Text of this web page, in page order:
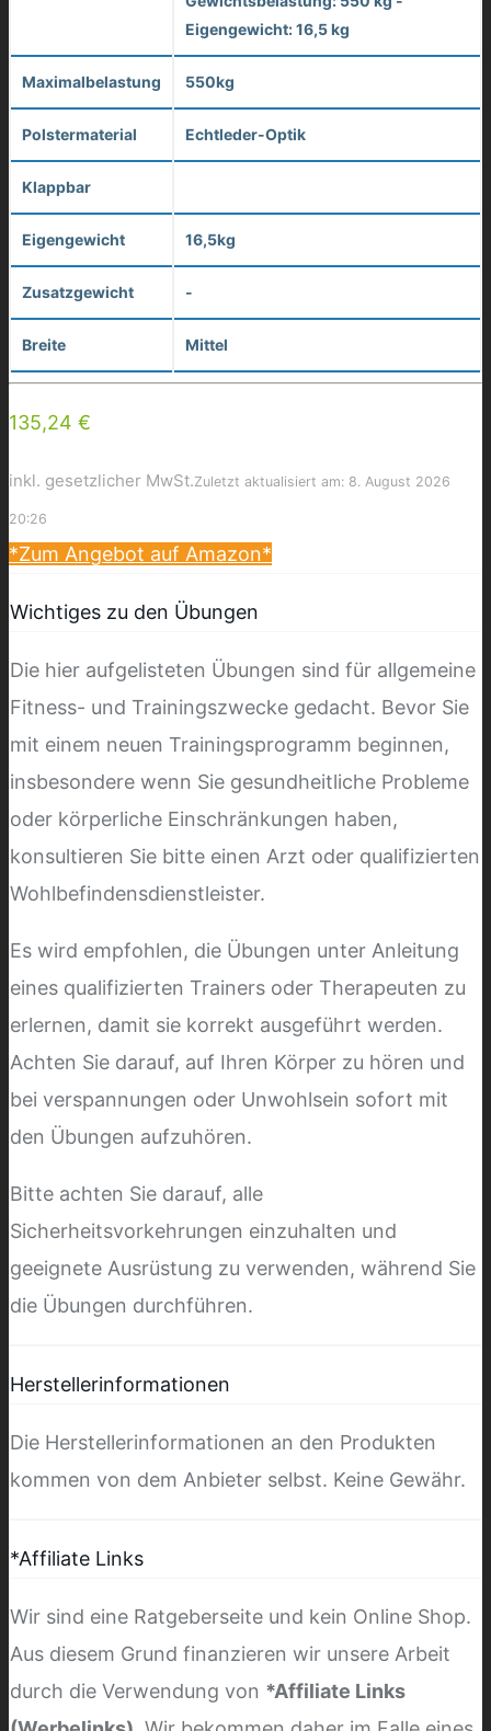
Eigengewicht: 16,5 kg
Maximalbelastung 550kg
Polstermaterial Echtleder-Optik
Klappbar
Eigengewicht 16,5kg
Zusatzgewicht -
Breite Mittel
135,24 €
inkl. gesetzlicher MwSt.Zuletzt aktualisiert am: 8. August 2026
20:26
*Zum Angebot auf Amazon*
Wichtiges zu den Übungen
Die hier aufgelisteten Übungen sind für allgemeine
Fitness- und Trainingszwecke gedacht. Bevor Sie
mit einem neuen Trainingsprogramm beginnen,
insbesondere wenn Sie gesundheitliche Probleme
oder körperliche Einschränkungen haben,
konsultieren Sie bitte einen Arzt oder qualifizierten
Wohlbefindensdienstleister.
Es wird empfohlen, die Übungen unter Anleitung
eines qualifizierten Trainers oder Therapeuten zu
erlernen, damit sie korrekt ausgeführt werden.
Achten Sie darauf, auf Ihren Körper zu hören und
bei verspannungen oder Unwohlsein sofort mit
den Übungen aufzuhören.
Bitte achten Sie darauf, alle
Sicherheitsvorkehrungen einzuhalten und
geeignete Ausrüstung zu verwenden, während Sie
die Übungen durchführen.
Herstellerinformationen
Die Herstellerinformationen an den Produkten
kommen von dem Anbieter selbst. Keine Gewähr.
*Affiliate Links
Wir sind eine Ratgeberseite und kein Online Shop.
Aus diesem Grund finanzieren wir unsere Arbeit
durch die Verwendung von *Affiliate Links